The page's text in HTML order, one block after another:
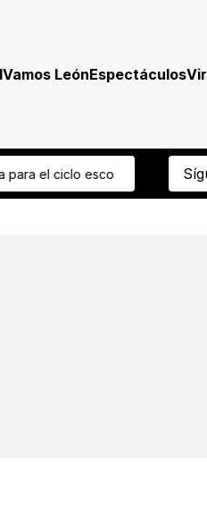
Vamos LeónEspectáculos
2027“Es omisión grave”